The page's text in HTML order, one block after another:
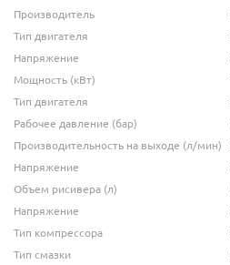
Производитель
Тип двигателя
Напряжение
Мощность (кВт)
Тип двигателя
Рабочее давление (бар)
Производительность на выходе (л/мин)
Напряжение
Объем рисивера (л)
Напряжение
Тип компрессора
Тип смазки